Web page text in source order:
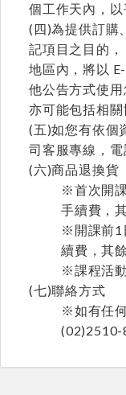
個工作天內，以
(四)為提供訂購
記項目之目的
地區內，將以
他公告方式使
亦可能包括相關
(五)如您有依個
司客服專線，
(六)商品退換貨
※首次開
手續費，
※開課前1
續費，其
※課程活
(七)聯絡方式
※如有任
(02)2510-